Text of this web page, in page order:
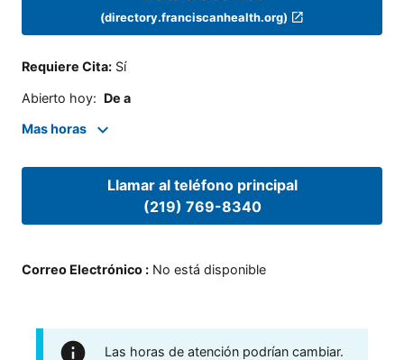
(directory.franciscanhealth.org)
Requiere Cita: Sí
Abierto hoy: De a
Mas horas
Llamar al teléfono principal
(219) 769-8340
Correo Electrónico : No está disponible
Las horas de atención podrían cambiar.